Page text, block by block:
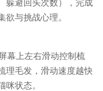
躲避回头次数），完成
欲与挑战心理。
幕上左右滑动控制梳
理毛发，滑动速度越快
状态。